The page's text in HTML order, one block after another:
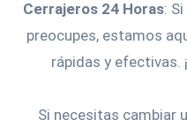
Cerrajeros 24 Horas:
preocupes, estamos
rápidas y efectivas.
Si necesitas cambiar